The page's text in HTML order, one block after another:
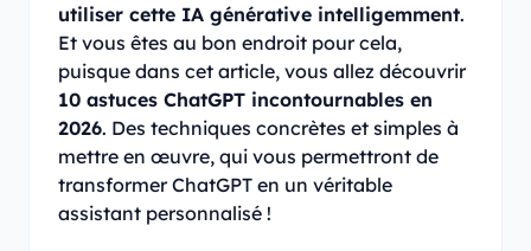
utiliser cette IA générative intelligemment.
Et vous êtes au bon endroit pour cela,
puisque dans cet article, vous allez découvrir
10 astuces ChatGPT incontournables en
2026. Des techniques concrètes et simples à
mettre en œuvre, qui vous permettront de
transformer ChatGPT en un véritable
assistant personnalisé !